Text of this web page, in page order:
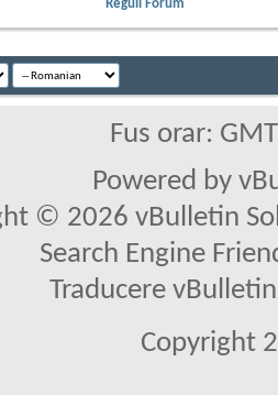
Reguli Forum
Fus orar:
Powered by
© 2026 vBulletin
Search Engine
Traducere
Copyright